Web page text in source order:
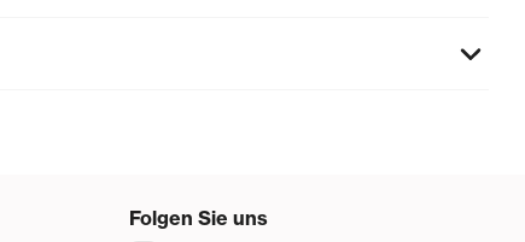
Folgen Sie uns